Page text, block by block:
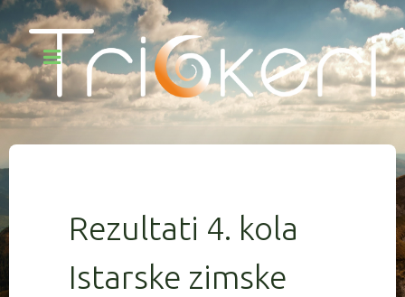
Rezultati 4. kola
Istarske zimske